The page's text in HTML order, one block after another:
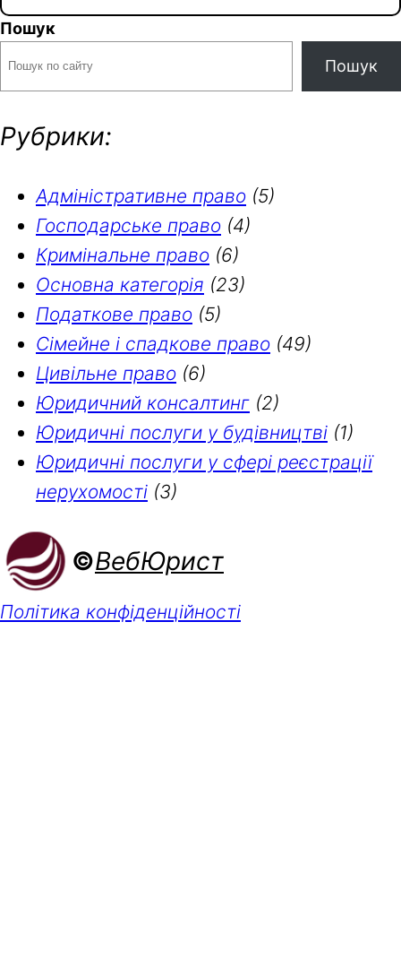
Пошук
Пошук
Рубрики:
Адміністративне право (5)
Господарське право (4)
Кримінальне право (6)
Основна категорія (23)
Податкове право (5)
Сімейне і спадкове право (49)
Цивільне право (6)
Юридичний консалтинг (2)
Юридичні послуги у будівництві (1)
Юридичні послуги у сфері реєстрації
нерухомості (3)
©ВебЮрист
Політика конфіденційності